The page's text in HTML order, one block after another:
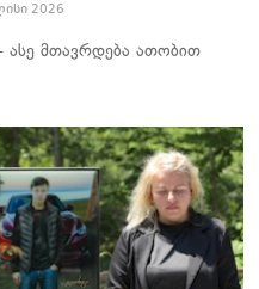
2026
ასე მთავრდება ათობით